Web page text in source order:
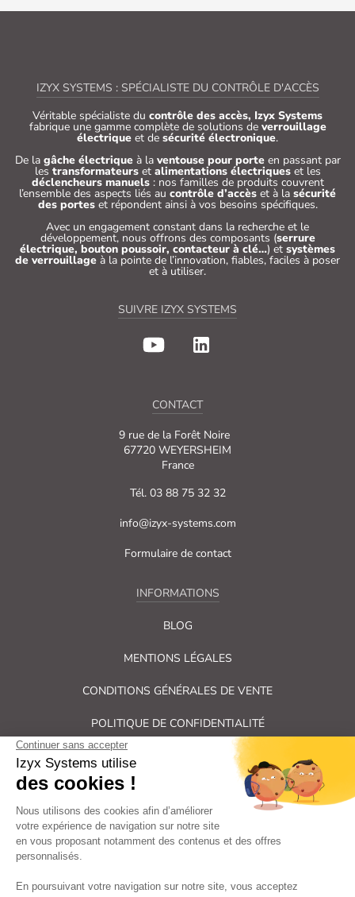
IZYX SYSTEMS : SPÉCIALISTE DU CONTRÔLE D'ACCÈS
Véritable spécialiste du contrôle des accès, Izyx Systems
fabrique une gamme complète de solutions de verrouillage
électrique et de sécurité électronique.
De la gâche électriqueà la ventouse pour porteen passant par
les transformateurset alimentations électriqueset les
déclencheurs manuels: nos familles de produits couvrent
l’ensemble des aspects liés au contrôle d’accès et à la sécurité
des porteset répondent ainsi à vos besoins spécifiques.
Avec un engagement constant dans la recherche et le
développement, nous offrons des composants (serrure
électrique, bouton poussoir, contacteur à clé…) et systèmes
de verrouillage à la pointe de l’innovation, fiables, faciles à poser
et à utiliser.
SUIVRE IZYX SYSTEMS
CONTACT
9 rue de la Forêt Noire
67720 WEYERSHEIM
France
Tél. 03 88 75 32 32
info@izyx-systems.com
Formulaire de contact
INFORMATIONS
BLOG
MENTIONS LÉGALES
CONDITIONS GÉNÉRALES DE VENTE
POLITIQUE DE CONFIDENTIALITÉ
Tous droits réservés Izyx Systems ©|
Contrôle des accès et verrouillage de porte : serrure électrique,